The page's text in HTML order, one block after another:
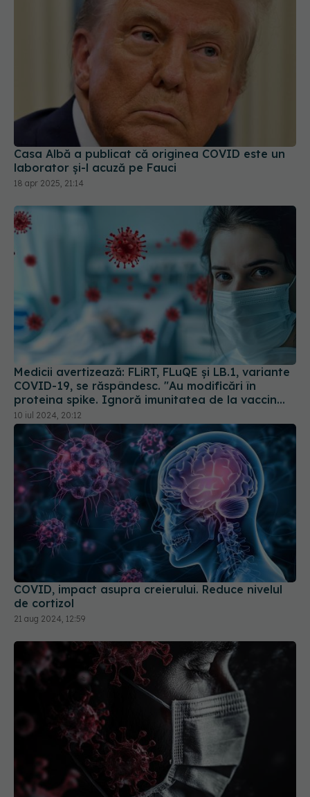
Casa Albă a publicat că originea COVID este un
laborator și-l acuză pe Fauci
18 apr 2025, 21:14
Medicii avertizează: FLiRT, FLuQE și LB.1, variante
COVID-19, se răspândesc. "Au modificări în
proteina spike. Ignoră imunitatea de la vaccin
sau infectarea anterioară
10 iul 2024, 20:12
COVID, impact asupra creierului. Reduce nivelul
de cortizol
21 aug 2024, 12:59